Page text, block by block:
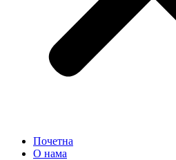
Почетна
О нама